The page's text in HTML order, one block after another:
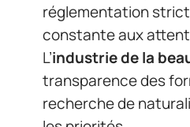
réglementation
constante aux
L’industrie de la
transparence des
recherche de